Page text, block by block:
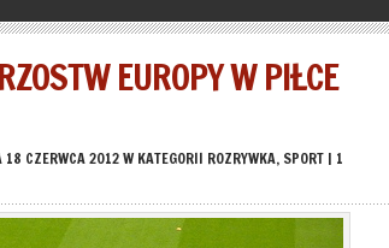
EUROPY W PIŁCE
18 CZERWCA 2012 W KATEGORII ROZRYWKA, SPORT | 1